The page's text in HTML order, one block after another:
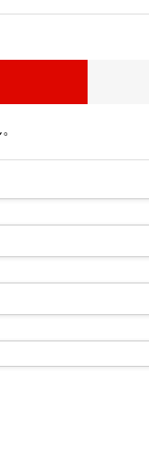
事
いて お